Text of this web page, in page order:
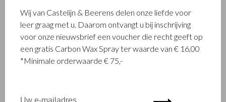
Wij van Castelijn & Beerens delen onze liefde voor
leer graag met u. Daarom ontvangt u bij inschrijving
voor onze nieuwsbrief een voucher die recht geeft op
een gratis Carbon Wax Spray ter waarde van € 16,00
*Minimale orderwaarde € 75,-